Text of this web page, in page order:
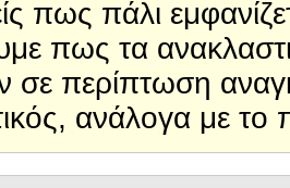
πως πάλι
πως τα
σε περίπτωση
ανάλογα με το